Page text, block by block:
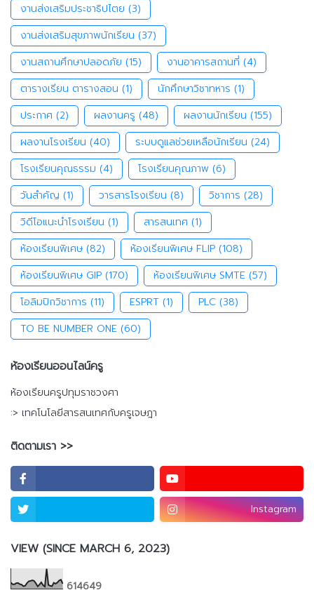
งานส่งเสริมประชาธิปไตย (3)
งานส่งเสริมสุขภาพนักเรียน (37)
งานสถานศึกษาปลอดภัย (15) งานอาคารสถานที่ (4)
ตารางเรียน ตารางสอน (1) นักศึกษาวิชาทหาร (1)
ประกาศ (2) ผลงานครู (48) ผลงานนักเรียน (155)
ผลงานโรงเรียน (40) ระบบดูแลช่วยเหลือนักเรียน (24)
โรงเรียนคุณธรรม (4) โรงเรียนคุณภาพ (6)
วันสำคัญ (1) วารสารโรงเรียน (8) วิชาการ (28)
วิดีโอแนะนำโรงเรียน (1) สารสนเทศ (1)
ห้องเรียนพิเศษ (82) ห้องเรียนพิเศษ FLIP (108)
ห้องเรียนพิเศษ GIP (170) ห้องเรียนพิเศษ SMTE (57)
โอลิมปิกวิชาการ (11) ESPRT (1) PLC (38)
TO BE NUMBER ONE (60)
ห้องเรียนออนไลน์ครู
ห้องเรียนครูปทุมราชวงศา
:> เทคโนโลยีสารสนเทศกับครูเจษฎา
ติดตามเรา >>
Instagram
VIEW (SINCE MARCH 6, 2023)
614649